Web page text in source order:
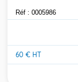
Réf : 0005986
60 € HT
Prix